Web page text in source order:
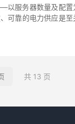
服务器数量及配置
可靠的电力供应是至
据服务器数量和配
共 13 页